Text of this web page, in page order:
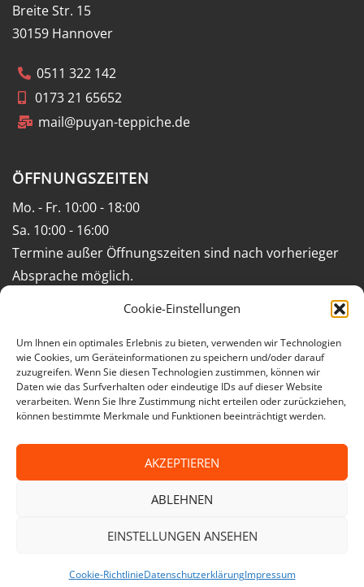
Cookie-Einstellungen
Um Ihnen ein optimales Erlebnis zu bieten, verwenden wir Technologien
wie Cookies, um Geräteinformationen zu speichern und/oder darauf
zuzugreifen. Wenn Sie diesen Technologien zustimmen, können wir
Daten wie das Surfverhalten oder eindeutige IDs auf dieser Website
verarbeiten. Wenn Sie Ihre Zustimmung nicht erteilen oder zurückziehen,
können bestimmte Merkmale und Funktionen beeinträchtigt werden.
AKZEPTIEREN
ABLEHNEN
EINSTELLUNGEN ANSEHEN
Cookie-RichtlinieDatenschutzerklärungImpressum
Breite Str. 15
30159 Hannover
0511 322 142
0173 21 65652
mail@puyan-teppiche.de
ÖFFNUNGSZEITEN
Mo. - Fr. 10:00 - 18:00
Sa. 10:00 - 16:00
Termine außer Öffnungszeiten sind nach vorherieger
Absprache möglich.
Impressum
Geschäftsbedingungen (AGB)
Datenschutzerklärung
instagram
Cookie-
Richtlinie
(EU)
Datenschutzerklärung
AGB
© 2026 Teppichkultur Puyan